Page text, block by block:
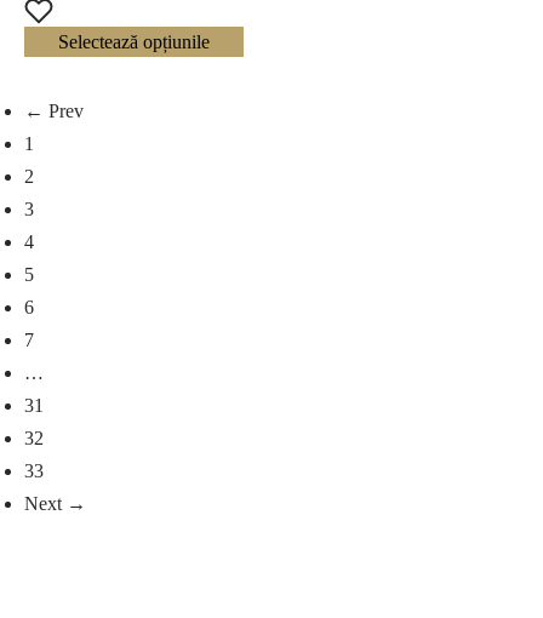
Selectează opțiunile
← Prev
1
2
3
4
5
6
7
…
31
32
33
Next →